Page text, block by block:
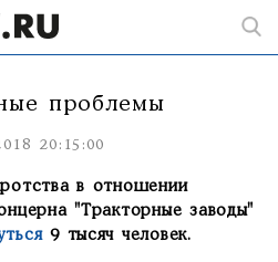
проблемы
20:15:00
в отношении
"Тракторные заводы"
9 тысяч человек.